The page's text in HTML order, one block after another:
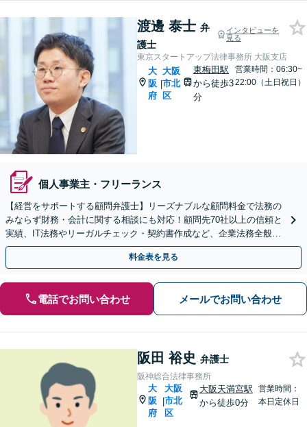
渡邊 泰士 弁
護士
インタビューを
見る
東京スタートアップ法律事務所 大阪支店
大
阪
府
|
大阪
市北
区
東梅田駅
から徒歩3
分
営業時間：06:30~
22:00（土日祝日）
個人事業主・フリーランス
【経営をサポートする顧問弁護士】リーズナブルな顧問料金で法務の
みならず財務・会計に関する相談にも対応！顧問先70社以上の信頼と
実績、IT法務やリーガルチェック・契約書作成など、企業法務全般に
ついてお気軽にご相談ください。
料金表を見る
電話でお問い合わせ メールでお問い合わせ
阪田 裕史 弁護士
阪神総合法律事務所
大
阪
府
|
大阪
市北
区
大阪天満宮駅
から徒歩0分
営業時間：
本日定休日